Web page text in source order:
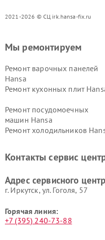
2021-2026 © СЦ irk.hansa-fix.ru
Мы ремонтируем
Ремонт варочных панелей
Hansa
Ремонт кухонных плит
Ремонт посудомоечных
машин Hansa
Ремонт холодильников
Контакты сервис
Адрес сервисного
г. Иркутск, ул. ​Гоголя, 57
Горячая линия:
+7 (395) 240-73-88